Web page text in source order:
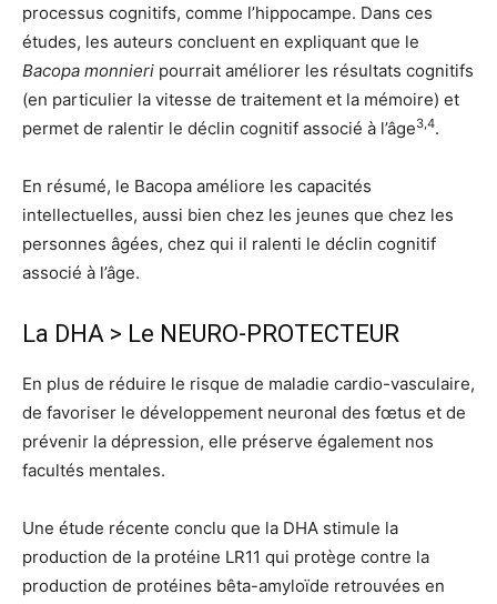
processus cognitifs, comme l’hippocampe. Dans ces
études, les auteurs concluent en expliquant que le
Bacopa monnieri pourrait améliorer les résultats cognitifs
(en particulier la vitesse de traitement et la mémoire) et
permet de ralentir le déclin cognitif associé à l’âge3,4.
En résumé, le Bacopa améliore les capacités
intellectuelles, aussi bien chez les jeunes que chez les
personnes âgées, chez qui il ralenti le déclin cognitif
associé à l’âge.
La DHA > Le NEURO-PROTECTEUR
En plus de réduire le risque de maladie cardio-vasculaire,
de favoriser le développement neuronal des fœtus et de
prévenir la dépression, elle préserve également nos
facultés mentales.
Une étude récente conclu que la DHA stimule la
production de la protéine LR11 qui protège contre la
production de protéines bêta-amyloïde retrouvées en